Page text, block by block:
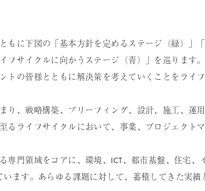
もに下図の「基本方針を定めるステージ（緑）」
フサイクルに向かうステージ（青）」を巡ります
トの皆様とともに解決策を考えていくことをライ
り、戦略構築、ブリーフィング、設計、施工、運
るライフサイクルにおいて、事業、プロジェクト
専門領域をコアに、環境、ICT、都市基盤、住宅、
ます。あらゆる課題に対して、蓄積してきた実績